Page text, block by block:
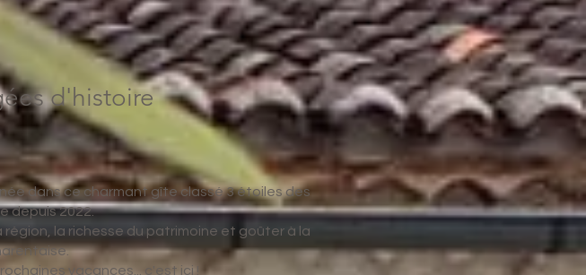
d'histoire
dans ce charmant gîte classé 3 étoiles des
depuis 2022.
la richesse du patrimoine et goûter à la
vacances... c'est ici !